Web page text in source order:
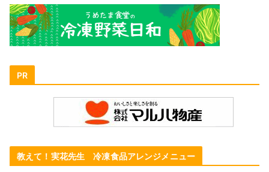
PR
教えて！実花先生 冷凍食品アレンジメニュー